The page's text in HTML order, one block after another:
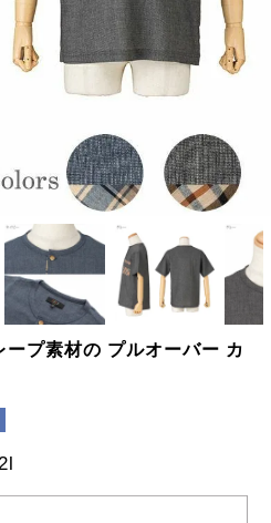
プ素材の プルオーバー カ